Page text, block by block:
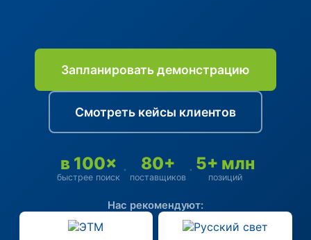
Запланировать демонстрацию
Смотреть кейсы клиентов
в 100×
быстрее поиск · 80+
поставщиков · 5+ млн
позиций
Нас рекомендуют: